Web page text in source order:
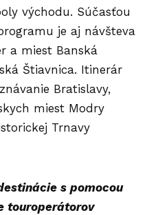
východu. Súčasťou
je aj návšteva
a miest Banská
Štiavnica. Itinerár
Bratislavy,
miest Modry
Trnavy
s pomocou
touroperátorov